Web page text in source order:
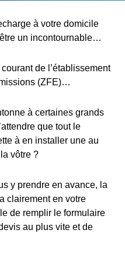
à votre domicile
un incontournable…
de l’établissement
(ZFE)…
à certaines grands
que tout le
à en installer une au
vôtre ?
y prendre en avance, la
clairement en votre
de remplir le formulaire
au plus vite et de